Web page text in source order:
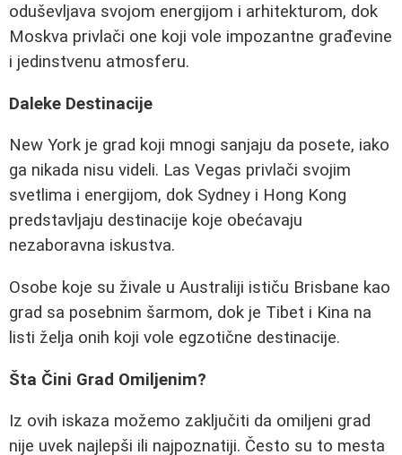
oduševljava svojom energijom i arhitekturom, dok
Moskva privlači one koji vole impozantne građevine
i jedinstvenu atmosferu.
Daleke Destinacije
New York je grad koji mnogi sanjaju da posete, iako
ga nikada nisu videli. Las Vegas privlači svojim
svetlima i energijom, dok Sydney i Hong Kong
predstavljaju destinacije koje obećavaju
nezaboravna iskustva.
Osobe koje su živale u Australiji ističu Brisbane kao
grad sa posebnim šarmom, dok je Tibet i Kina na
listi želja onih koji vole egzotične destinacije.
Šta Čini Grad Omiljenim?
Iz ovih iskaza možemo zaključiti da omiljeni grad
nije uvek najlepši ili najpoznatiji. Često su to mesta